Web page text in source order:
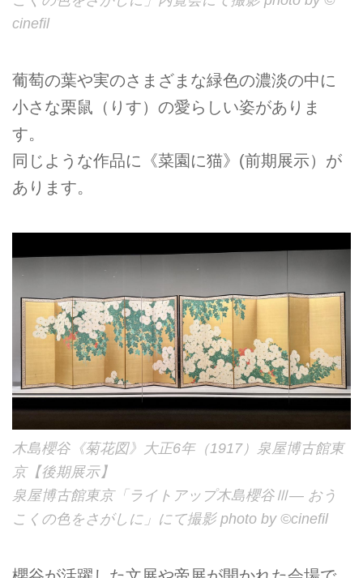
cinefil
葡萄の葉や実のさまざまな緑色の濃淡の中に
小さな栗鼠（りす）の愛らしい姿がありま
す。
同じような作品に《菜園に猫》(前期展示）が
あります。
木島櫻谷《菊花図》大正6年（1917）泉屋博古館東
京【後期展示】
泉屋博古館東京「ライトアップ木島櫻谷Ⅲ― おう
こくの色をさがしに」にて撮影 photo by ©cinefil